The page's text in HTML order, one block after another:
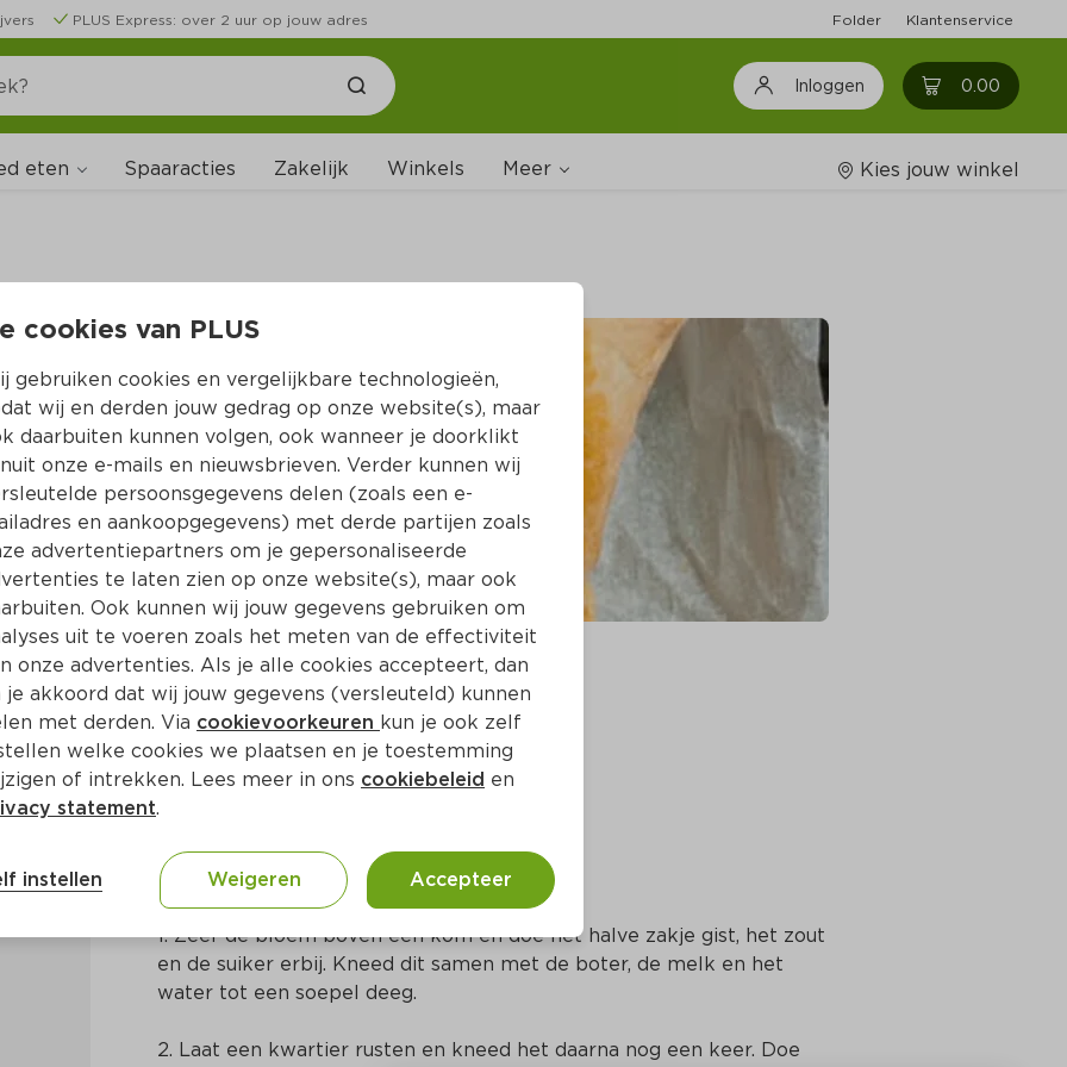
PLUS Express: over 2 uur op jouw adres Folder Klantenservice
Inloggen 0.00 0
eten Spaaracties Zakelijk Winkels Meer
Wijnshop
Boodschappenlijstjes
Kies jouw winkel
met pikante tomatendip
Nederlands
Bereidingswijze
1. Zeef de bloem boven een kom en doe het halve zakje gist, het zout
en de suiker erbij. Kneed dit samen met de boter, de melk en het
water tot een soepel deeg.
2. Laat een kwartier rusten en kneed het daarna nog een keer. Doe
cookies van PLUS
gebruiken cookies en vergelijkbare technologieën,
wij en derden jouw gedrag op onze website(s), maar
daarbuiten kunnen volgen, ook wanneer je doorklikt
onze e-mails en nieuwsbrieven. Verder kunnen wij
persoonsgegevens delen (zoals een e-
en aankoopgegevens) met derde partijen zoals
advertentiepartners om je gepersonaliseerde
te laten zien op onze website(s), maar ook
Ook kunnen wij jouw gegevens gebruiken om
uit te voeren zoals het meten van de effectiviteit
onze advertenties. Als je alle cookies accepteert, dan
je akkoord dat wij jouw gegevens (versleuteld) kunnen
met derden. Via cookievoorkeuren kun je ook zelf
welke cookies we plaatsen en je toestemming
of intrekken. Lees meer in ons cookiebeleid en
statement.
instellen Weigeren Accepteer